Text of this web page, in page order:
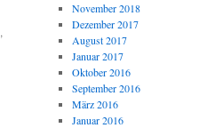
,
November 2018
Dezember 2017
August 2017
Januar 2017
Oktober 2016
September 2016
März 2016
Januar 2016